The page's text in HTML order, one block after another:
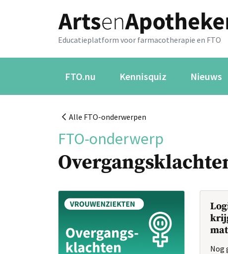
Educatieplatform voor farmacotherapie en FTO
FTO.nu Kennisquiz Nieuws
Alle FTO-onderwerpen
FTO-onderwerp
Nog